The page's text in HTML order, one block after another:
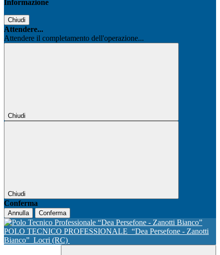
Informazione
Chiudi
Attendere...
Attendere il completamento dell'operazione...
Chiudi
Chiudi
Conferma
Annulla Conferma
POLO TECNICO PROFESSIONALE “Dea Persefone - Zanotti
Bianco” Locri (RC)